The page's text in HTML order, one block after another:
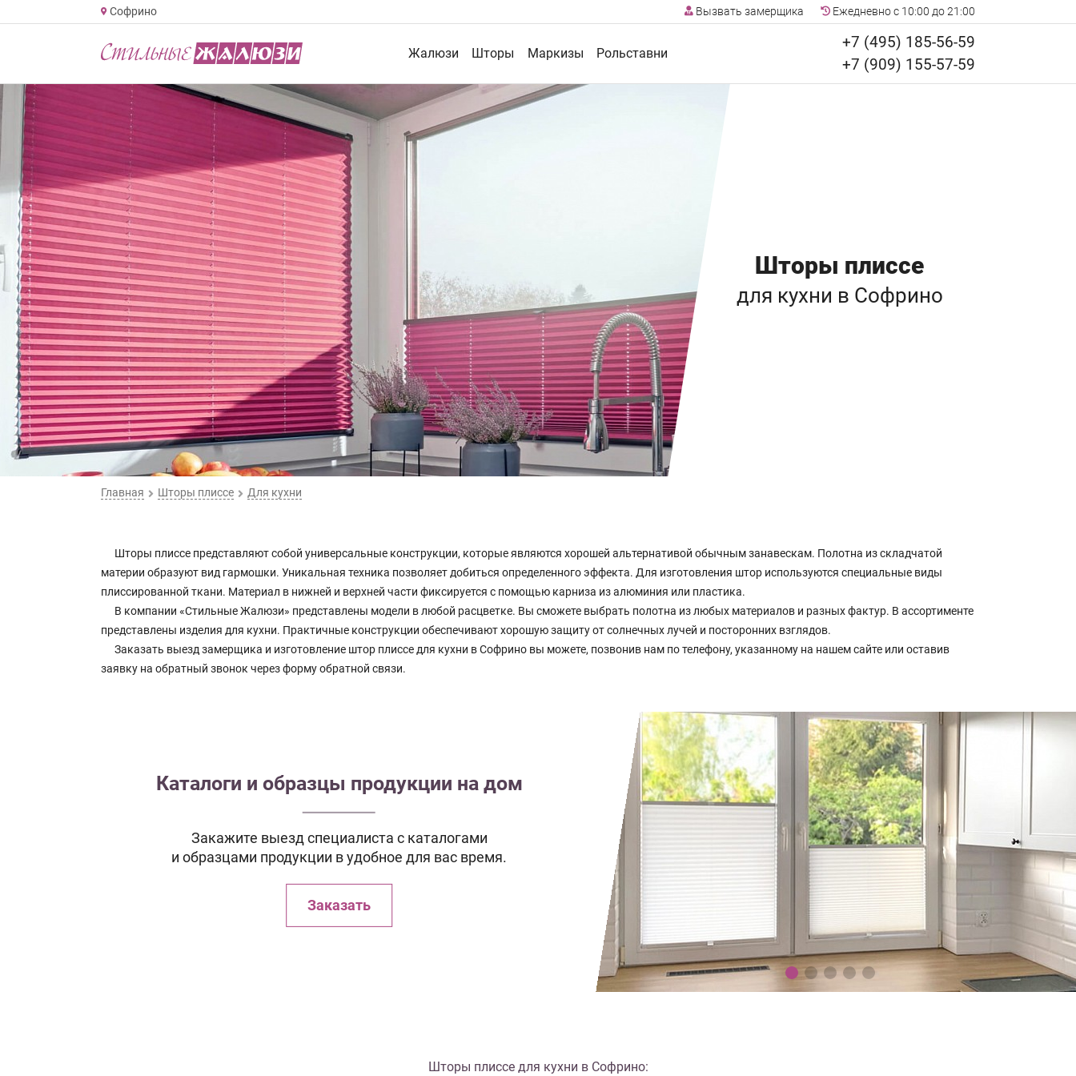
Софрино Вызвать замерщика Ежедневно с 10:00 до 21:00
Жалюзи Шторы Маркизы Рольставни
+7 (495) 185-56-59
+7 (909) 155-57-59
Шторы плиссе
для кухни в Софрино
Главная Шторы плиссе Для кухни
Шторы плиссе представляют собой универсальные конструкции, которые являются хорошей альтернативой обычным занавескам. Полотна из складчатой
материи образуют вид гармошки. Уникальная техника позволяет добиться определенного эффекта. Для изготовления штор используются специальные виды
плиссированной ткани. Материал в нижней и верхней части фиксируется с помощью карниза из алюминия или пластика.
В компании «Стильные Жалюзи» представлены модели в любой расцветке. Вы сможете выбрать полотна из любых материалов и разных фактур. В ассортименте
представлены изделия для кухни. Практичные конструкции обеспечивают хорошую защиту от солнечных лучей и посторонних взглядов.
Заказать выезд замерщика и изготовление штор плиссе для кухни в Софрино вы можете, позвонив нам по телефону, указанному на нашем сайте или оставив
заявку на обратный звонок через форму обратной связи.
Каталоги и образцы продукции на дом
Закажите выезд специалиста с каталогами
и образцами продукции в удобное для вас время.
Заказать
Шторы плиссе для кухни в Софрино: